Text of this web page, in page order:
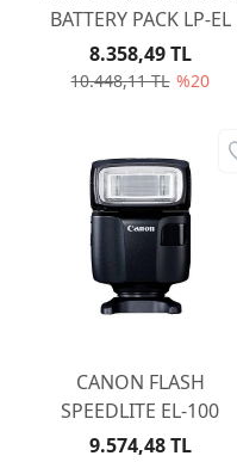
BATTERY PACK LP-EL
10.448,11 TL %20
8.358,49 TL
CANON FLASH
SPEEDLITE EL-100
9.574,48 TL